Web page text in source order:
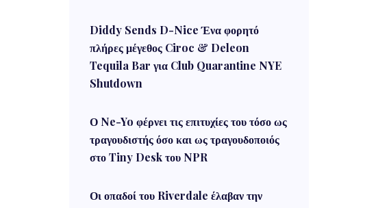
Diddy Sends D-Nice Ένα φορητό
πλήρες μέγεθος Ciroc & Deleon
Tequila Bar για Club Quarantine NYE
Shutdown
Ο Ne-Yo φέρνει τις επιτυχίες του τόσο ως
τραγουδιστής όσο και ως τραγουδοποιός
στο Tiny Desk του NPR
Οι οπαδοί του Riverdale έλαβαν την